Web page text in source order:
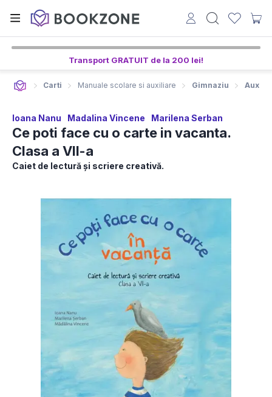
Transport GRATUIT de la 200 lei!
9 ore, 2 min, 16 sec
Carti Manuale scolare si auxiliare Gimnaziu
Ioana Nanu Madalina Vincene Marilena Serban
Ce poti face cu o carte in vacanta.
Clasa a VII-a
Caiet de lectură și scriere creativă.